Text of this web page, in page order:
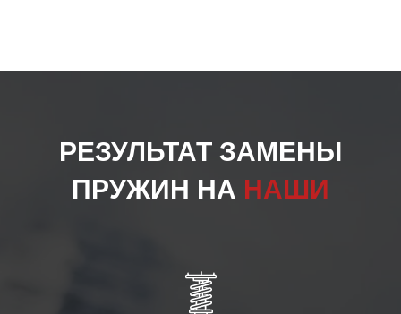
РЕЗУЛЬТАТ ЗАМЕНЫ
ПРУЖИН НА НАШИ